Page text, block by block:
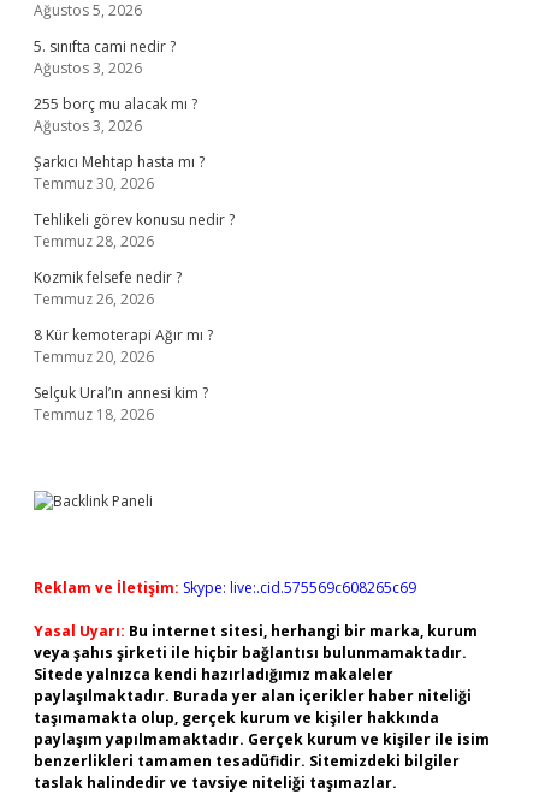
Ağustos 5, 2026
5. sınıfta cami nedir ?
Ağustos 3, 2026
255 borç mu alacak mı ?
Ağustos 3, 2026
Şarkıcı Mehtap hasta mı ?
Temmuz 30, 2026
Tehlikeli görev konusu nedir ?
Temmuz 28, 2026
Kozmik felsefe nedir ?
Temmuz 26, 2026
8 Kür kemoterapi Ağır mı ?
Temmuz 20, 2026
Selçuk Ural’ın annesi kim ?
Temmuz 18, 2026
Reklam ve İletişim: Skype: live:.cid.575569c608265c69
Yasal Uyarı: Bu internet sitesi, herhangi bir marka, kurum
veya şahıs şirketi ile hiçbir bağlantısı bulunmamaktadır.
Sitede yalnızca kendi hazırladığımız makaleler
paylaşılmaktadır. Burada yer alan içerikler haber niteliği
taşımamakta olup, gerçek kurum ve kişiler hakkında
paylaşım yapılmamaktadır. Gerçek kurum ve kişiler ile isim
benzerlikleri tamamen tesadüfidir. Sitemizdeki bilgiler
taslak halindedir ve tavsiye niteliği taşımazlar.